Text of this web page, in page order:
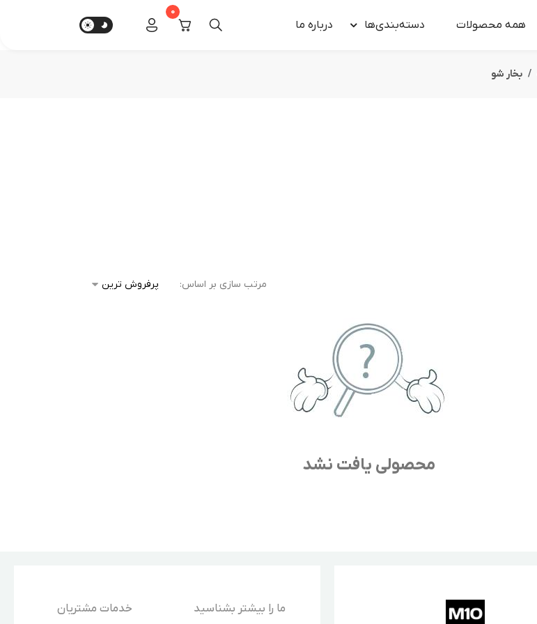
همه محصولات دسته‌بندی‌ها درباره‌ ما
0
بخار شو
مرتب سازی بر اساس:
محصولی یافت نشد
ما را بیشتر بشناسید خدمات مشتریان